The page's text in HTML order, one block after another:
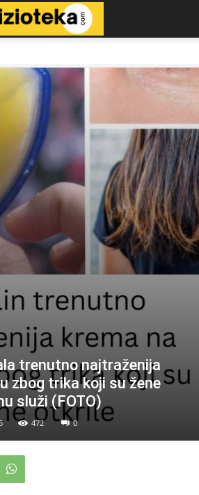
trenutno najtraženija
zbog trika koji su žene
služi (FOTO)
472 0